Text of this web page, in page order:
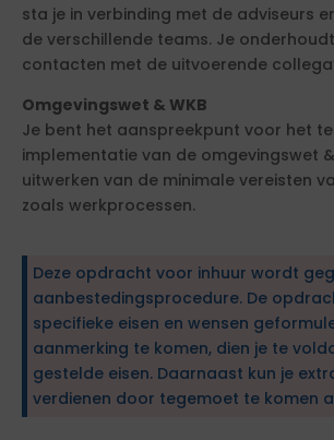
sta je in verbinding met de adviseurs
de verschillende teams. Je
contacten met de uitvoerende
Omgevingswet & WKB
Je bent het aanspreekpunt voor het
implementatie van de omgevingswet &
uitwerken van de minimale vereisten
zoals werkprocessen.
Deze opdracht voor inhuur wordt
aanbestedingsprocedure. De
specifieke eisen en wensen
aanmerking te komen, dien je te
gestelde eisen. Daarnaast kun je
verdienen door tegemoet te komen